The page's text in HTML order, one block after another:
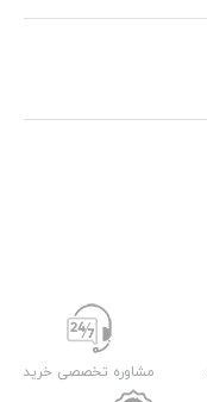
مشاوره تخصصی خرید